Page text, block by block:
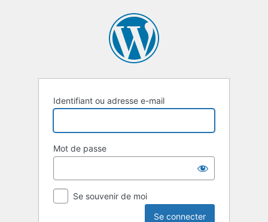
Identifiant ou adresse e-mail
Mot de passe
Se souvenir de moi